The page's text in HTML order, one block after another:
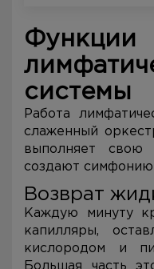
Функции
системы
Работа
слаженный
выполняет
создают симфонию
Возврат
Каждую минуту
капилляры,
кислородом и
Большая часть